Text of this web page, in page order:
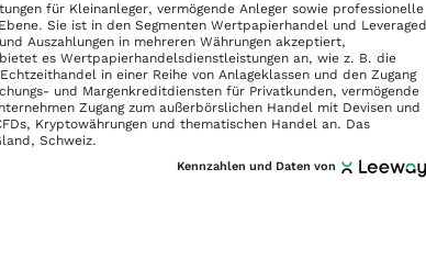
für Kleinanleger, vermögende Anleger sowie professionelle
Sie ist in den Segmenten Wertpapierhandel und Leveraged
Auszahlungen in mehreren Währungen akzeptiert,
es Wertpapierhandelsdienstleistungen an, wie z. B. die
in einer Reihe von Anlageklassen und den Zugang
und Margenkreditdiensten für Privatkunden, vermögende
Zugang zum außerbörslichen Handel mit Devisen und
Kryptowährungen und thematischen Handel an. Das
Schweiz.
Kennzahlen und Daten von